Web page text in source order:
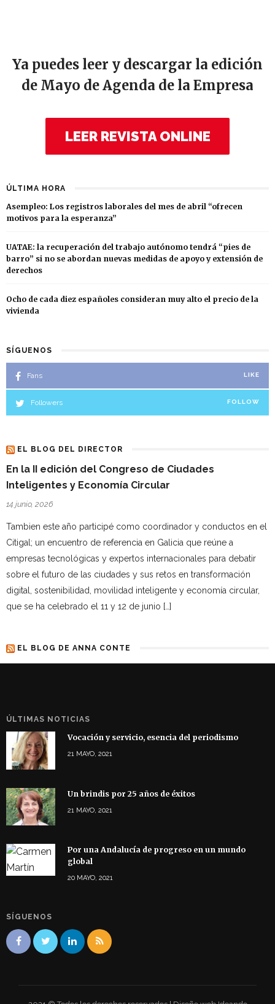
Ya puedes leer y descargar la edición
de Mayo de Agenda de la Empresa
LEER REVISTA ONLINE
ÚLTIMA HORA
Asempleo: Los registros laborales del mes de abril “ofrecen
motivos para la esperanza”
UATAE: la recuperación del trabajo autónomo tendrá “pies de
barro” si no se abordan nuevas medidas de apoyo y extensión de
derechos
Ocho de cada diez españoles consideran muy alto el precio de la
vivienda
SÍGUENOS
Fans LIKE
Followers FOLLOW
EL BLOG DEL DIRECTOR
En la II edición del Congreso de Ciudades
Inteligentes y Economía Circular
14 junio, 2026
Tambien este año participé como coordinador y conductos en el
Citigal; un encuentro de referencia en Galicia que reúne a
empresas tecnológicas y expertos internacionales para debatir
sobre el futuro de las ciudades y sus retos en transformación
digital, sostenibilidad, movilidad inteligente y economía circular,
que se ha celebrado el 11 y 12 de junio […]
EL BLOG DE ANNA CONTE
ÚLTIMAS NOTICIAS
Vocación y servicio, esencia del periodismo
21 MAYO, 2021
Un brindis por 25 años de éxitos
21 MAYO, 2021
Por una Andalucía de progreso en un mundo
global
20 MAYO, 2021
SÍGUENOS